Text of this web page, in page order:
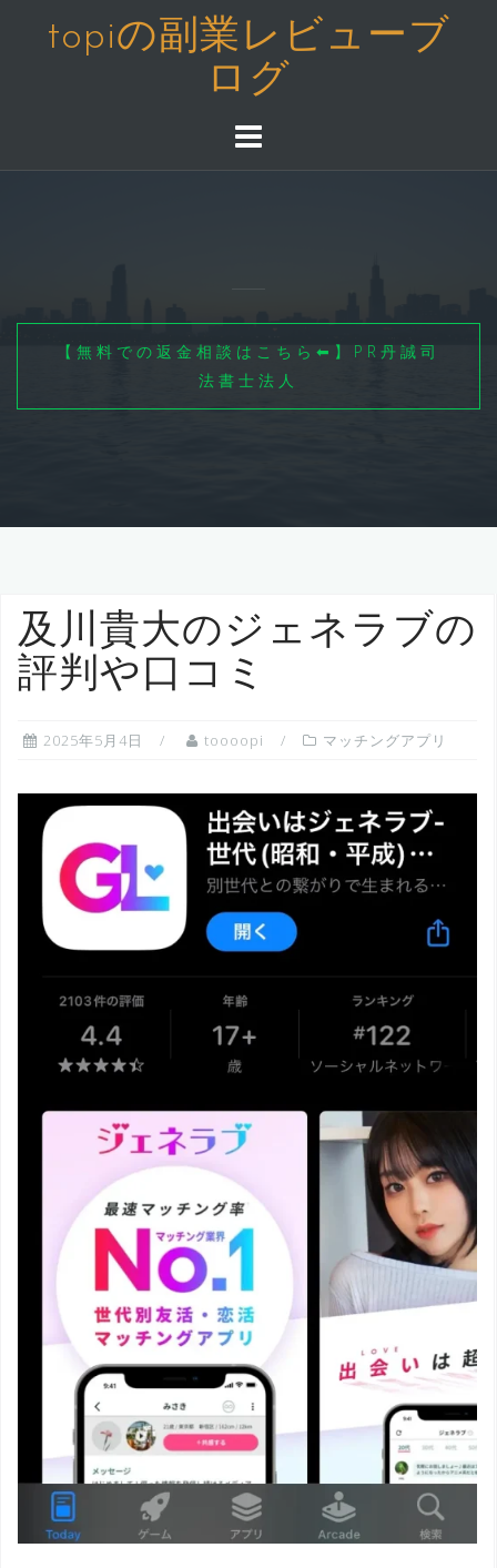
へ
topiの副業レビューブ
ログ
【無料での返金相談はこちら⬅】PR丹誠司
法書士法人
及川貴大のジェネラブの
評判や口コミ
2025年5月4日 toooopi マッチングアプリ